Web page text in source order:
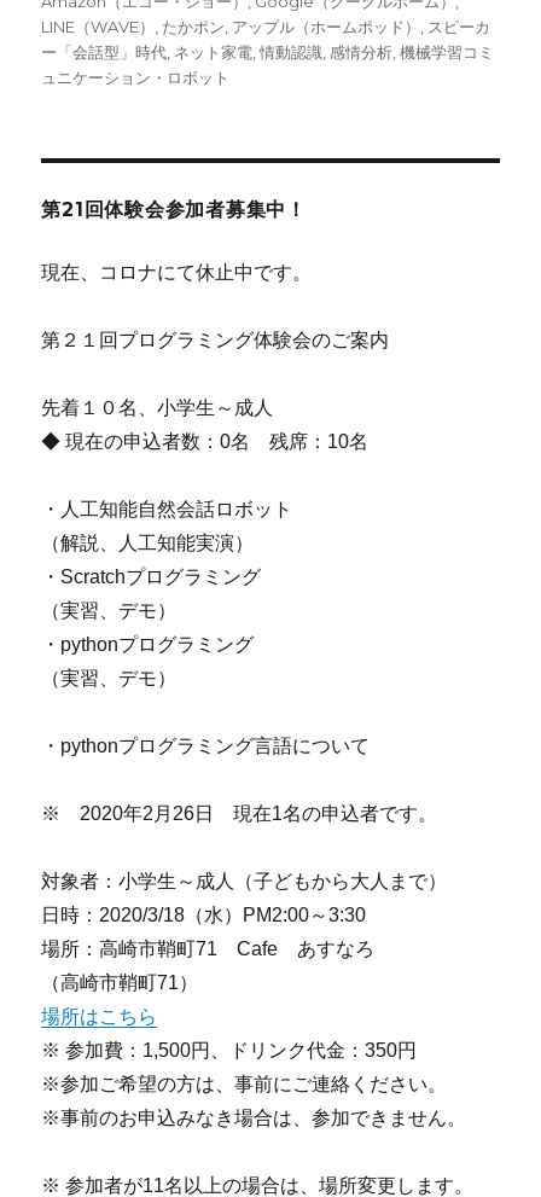
リ
ー
LINE（WAVE）
たかポン アップル（ホームポッド）
スピーカ
ー「会話型」時代 ネット家電 ,情動認識 感情分析 ,機械学習コミ
ュニケーション・ロボット
第21回体験会参加者募集中！
現在、コロナにて休止中です。
第２１回プログラミング体験会のご案内
先着１０名、小学生～成人
◆ 現在の申込者数：0名 残席：10名
・人工知能自然会話ロボット
（解説、人工知能実演）
・Scratchプログラミング
（実習、デモ）
・pythonプログラミング
（実習、デモ）
・pythonプログラミング言語について
※ 2020年2月26日 現在1名の申込者です。
対象者：小学生～成人（子どもから大人まで）
日時：2020/3/18（水）PM2:00～3:30
場所：高崎市鞘町71 Cafe あすなろ
（高崎市鞘町71）
場所はこちら
※ 参加費：1,500円、ドリンク代金：350円
※参加ご希望の方は、事前にご連絡ください。
※事前のお申込みなき場合は、参加できません。
※ 参加者が11名以上の場合は、場所変更します。